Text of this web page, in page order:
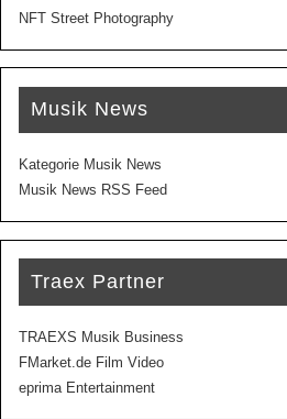
NFT Street Photography
Musik News
Kategorie Musik News
Musik News RSS Feed
Traex Partner
TRAEXS Musik Business
FMarket.de Film Video
eprima Entertainment